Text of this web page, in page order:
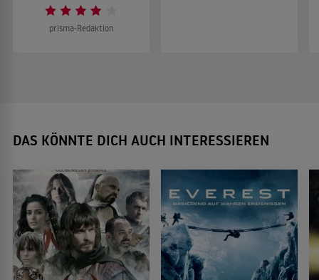
prisma-Redaktion
DAS KÖNNTE DICH AUCH INTERESSIEREN